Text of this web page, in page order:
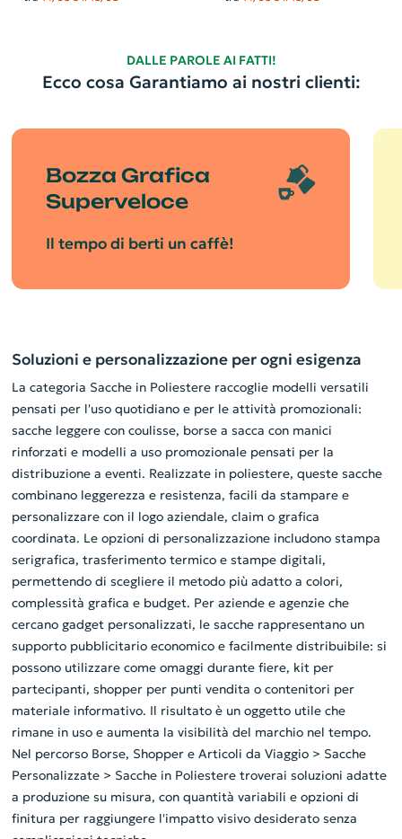
DALLE PAROLE AI FATTI!
Ecco cosa Garantiamo ai nostri clienti:
Bozza Grafica
Superveloce
Il tempo di berti un caffè!
Soluzioni e personalizzazione per ogni esigenza
La categoria Sacche in Poliestere raccoglie modelli versatili
pensati per l'uso quotidiano e per le attività promozionali:
sacche leggere con coulisse, borse a sacca con manici
rinforzati e modelli a uso promozionale pensati per la
distribuzione a eventi. Realizzate in poliestere, queste sacche
combinano leggerezza e resistenza, facili da stampare e
personalizzare con il logo aziendale, claim o grafica
coordinata. Le opzioni di personalizzazione includono stampa
serigrafica, trasferimento termico e stampe digitali,
permettendo di scegliere il metodo più adatto a colori,
complessità grafica e budget. Per aziende e agenzie che
cercano gadget personalizzati, le sacche rappresentano un
supporto pubblicitario economico e facilmente distribuibile: si
possono utilizzare come omaggi durante fiere, kit per
partecipanti, shopper per punti vendita o contenitori per
materiale informativo. Il risultato è un oggetto utile che
rimane in uso e aumenta la visibilità del marchio nel tempo.
Nel percorso Borse, Shopper e Articoli da Viaggio > Sacche
Personalizzate > Sacche in Poliestere troverai soluzioni adatte
a produzione su misura, con quantità variabili e opzioni di
finitura per raggiungere l'impatto visivo desiderato senza